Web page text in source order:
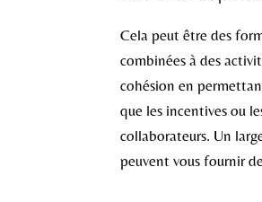
Cela peut être des
combinées à des
cohésion en
que les incentives ou
collaborateurs. Un
peuvent vous fournir